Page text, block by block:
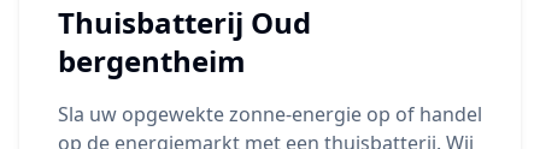
Thuisbatterij Oud
bergentheim
Sla uw opgewekte zonne-energie op of handel
op de energiemarkt met een thuisbatterij. Wij